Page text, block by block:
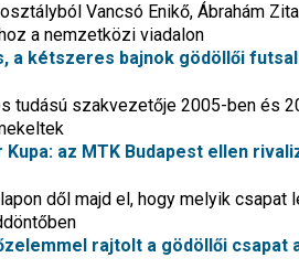
Vancsó Enikő, Ábrahám
a nemzetközi viadalon
a kétszeres bajnok gödöllői
tudású szakvezetője 2005-ben és
Kupa: az MTK Budapest ellen
dől majd el, hogy melyik csapat
rajtolt a gödöllői csapat